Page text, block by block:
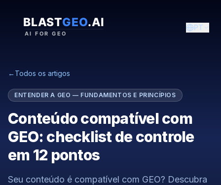
PT
←Todos os artigos
ENTENDER A GEO — FUNDAMENTOS E PRINCÍPIOS
Conteúdo compatível com
GEO: checklist de controle
em 12 pontos
Seu conteúdo é compatível com GEO? Descubra